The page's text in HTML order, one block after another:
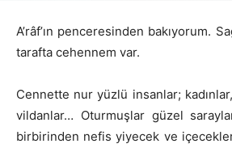
A’râf’ın penceresinden bakıyorum.
tarafta cehennem var.
Cennette nur yüzlü insanlar;
vildanlar… Oturmuşlar güzel
birbirinden nefis yiyecek ve